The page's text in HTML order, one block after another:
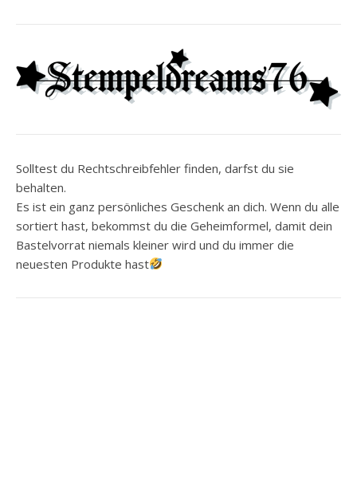
Solltest du Rechtschreibfehler finden, darfst du sie
behalten.
Es ist ein ganz persönliches Geschenk an dich. Wenn du alle
sortiert hast, bekommst du die Geheimformel, damit dein
Bastelvorrat niemals kleiner wird und du immer die
neuesten Produkte hast